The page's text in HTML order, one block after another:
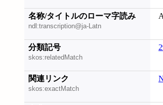
名称/タイトルのローマ字読み
ndl:transcription@ja-Latn
分類記号
skos:relatedMatch
関連リンク
skos:exactMatch